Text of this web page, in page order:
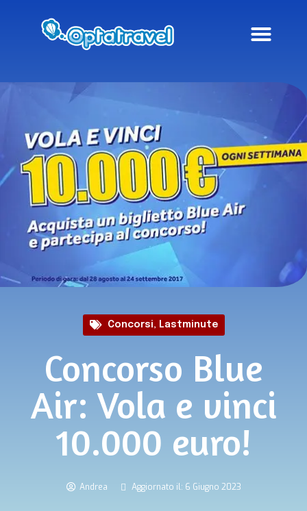
Concorsi, Lastminute
Concorso Blue
Air: Vola e vinci
10.000 euro!
Andrea Aggiornato il: 6 Giugno 2023